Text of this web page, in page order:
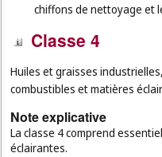
chiffons de nettoyage et
Classe 4
Huiles et graisses
combustibles et matières
Note explicative
La classe 4 comprend
éclairantes.